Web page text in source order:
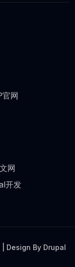
网
网
开发
Design By Drupal